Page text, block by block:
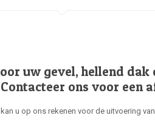
uw gevel, hellend
ons voor een
u op ons rekenen voor de uitvoering